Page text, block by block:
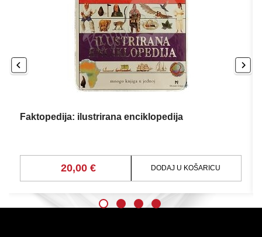
Faktopedija: ilustrirana enciklopedija
20,00 € DODAJ U KOŠARICU